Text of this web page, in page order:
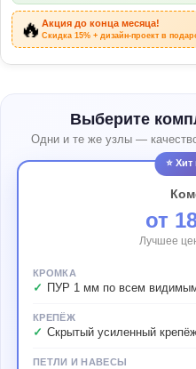
🔥Акция до конца месяца!
Скидка 15% + дизайн-проект в
Выберите
Одни и те же узлы —
⭐
от
Лучшее
КРОМКА
ПУР 1 мм по всем
КРЕПЁЖ
Скрытый усиленный
ПЕТЛИ И НАВЕСЫ